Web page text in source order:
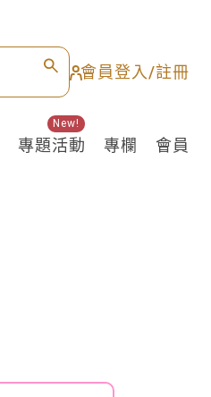
會員登入/註冊
專題活動
New!
專欄 會員